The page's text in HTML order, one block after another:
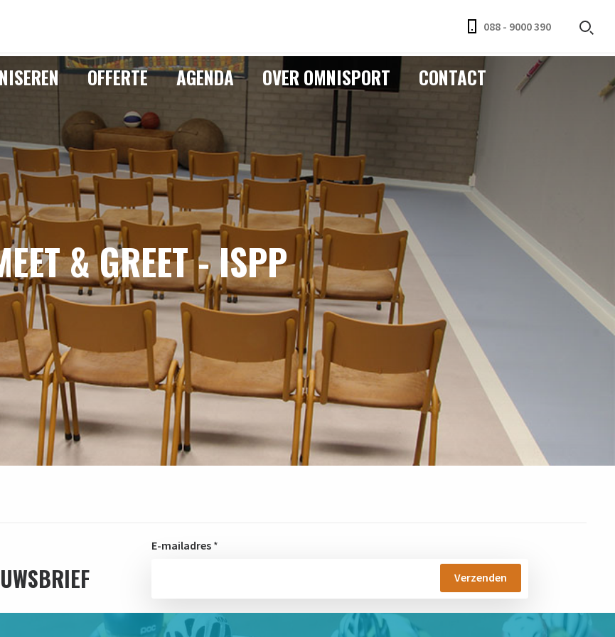
088 - 9000 390
OFFERTE AGENDA OVER OMNISPORT CONTACT
& GREET - ISPP
E-mailadres *